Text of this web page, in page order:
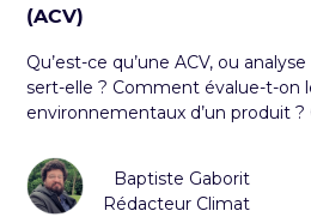
(ACV)
Qu’est-ce qu’une ACV, ou
sert-elle ? Comment évalue-t-on
environnementaux d’un produit
Baptiste Gaborit
Rédacteur Climat